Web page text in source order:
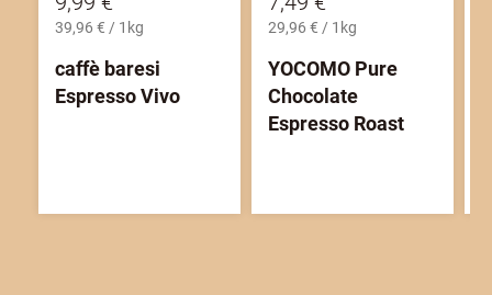
39,96 € / 1kg
caffè baresi
Espresso Vivo
29,96 € / 1kg
YOCOMO Pure
Chocolate
Espresso Roast